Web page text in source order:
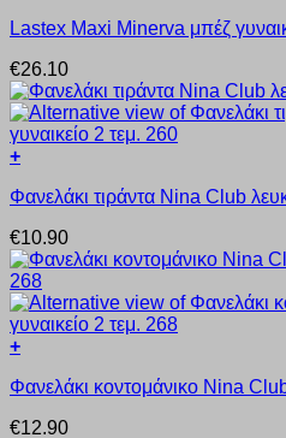
να
στη
σελίδα
του
προϊόντος
το
έχει
πολλαπλές
παραλλαγές.
Οι
επιλογές
να
στη
σελίδα
του
προϊόντος
Lastex Maxi Minerva μπέζ
€26.10
+
το
έχει
πολλαπλές
παραλλαγές.
Οι
επιλογές
μπορούν
επιλεγούν
Φανελάκι τιράντα Nina Club
€10.90
+
το
έχει
Φανελάκι κοντομάνικο Nina
€12.90